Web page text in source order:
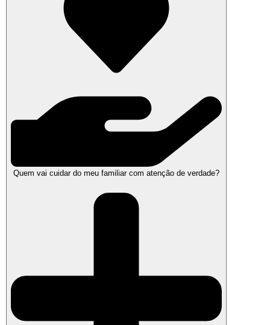
Quem vai cuidar do meu familiar com atenção de verdade?